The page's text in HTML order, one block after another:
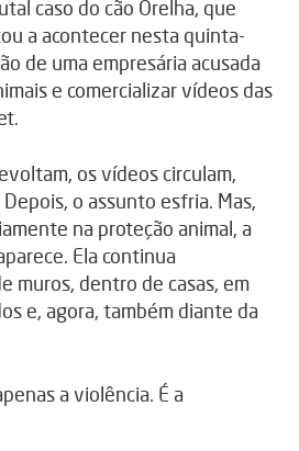
caso do cão Orelha, que
a acontecer nesta quinta-
de uma empresária acusada
e comercializar vídeos das
os vídeos circulam,
o assunto esfria. Mas,
na proteção animal, a
Ela continua
muros, dentro de casas, em
e, agora, também diante da
a violência. É a